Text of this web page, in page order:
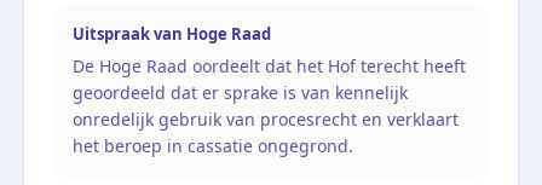
Uitspraak van Hoge Raad
De Hoge Raad oordeelt dat het Hof terecht heeft
geoordeeld dat er sprake is van kennelijk
onredelijk gebruik van procesrecht en verklaart
het beroep in cassatie ongegrond.